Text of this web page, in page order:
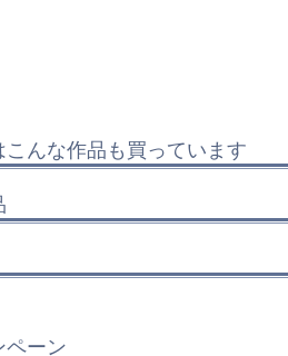
んな作品も買っています
ーン